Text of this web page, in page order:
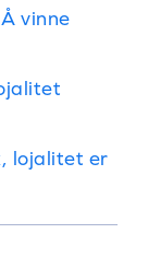
vinne
lojalitet er